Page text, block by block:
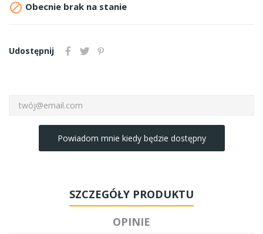
 Obecnie brak na stanie
Udostępnij
Powiadom mnie kiedy będzie dostępny
SZCZEGÓŁY PRODUKTU
OPINIE